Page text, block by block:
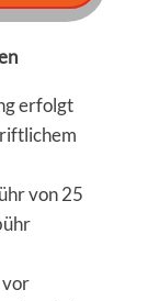
erfolgt
von 25
vor